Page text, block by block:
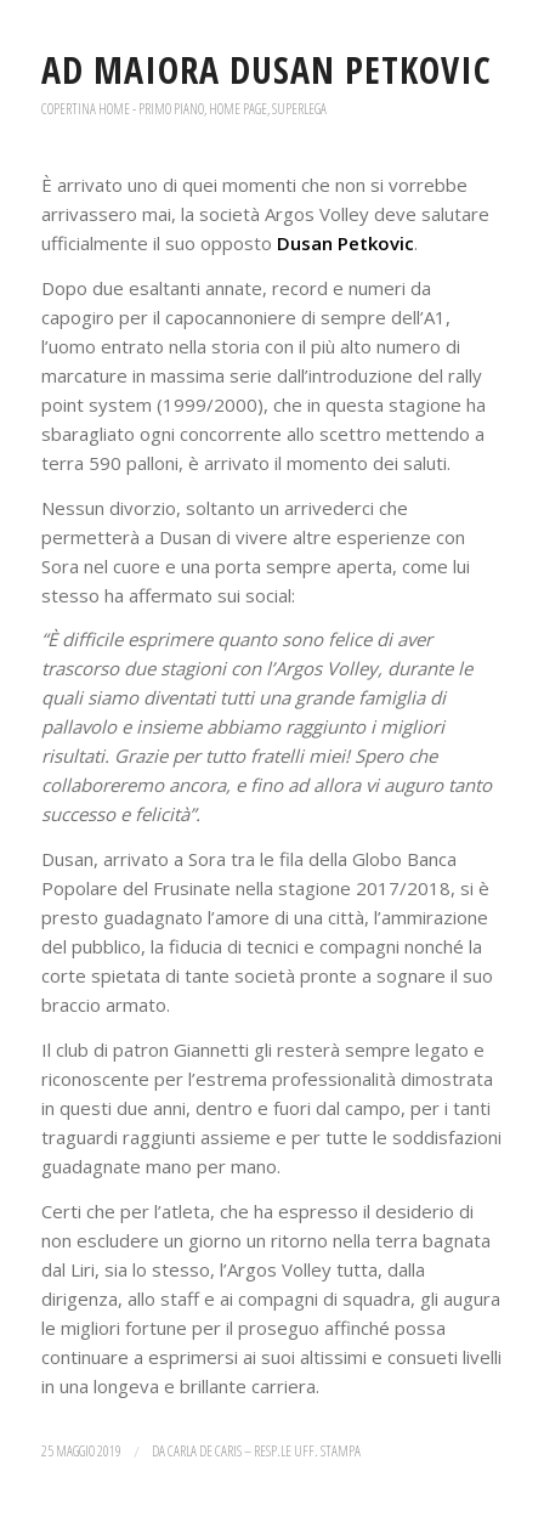
AD MAIORA DUSAN PETKOVIC
COPERTINA HOME - PRIMO PIANO,HOME PAGE,SUPERLEGA
È arrivato uno di quei momenti che non si vorrebbe
arrivassero mai, la società Argos Volley deve salutare
ufficialmente il suo opposto Dusan Petkovic.
Dopo due esaltanti annate, record e numeri da
capogiro per il capocannoniere di sempre dell’A1,
l’uomo entrato nella storia con il più alto numero di
marcature in massima serie dall’introduzione del rally
point system (1999/2000), che in questa stagione ha
sbaragliato ogni concorrente allo scettro mettendo a
terra 590 palloni, è arrivato il momento dei saluti.
Nessun divorzio, soltanto un arrivederci che
permetterà a Dusan di vivere altre esperienze con
Sora nel cuore e una porta sempre aperta, come lui
stesso ha affermato sui social:
“È difficile esprimere quanto sono felice di aver
trascorso due stagioni con l’Argos Volley, durante le
quali siamo diventati tutti una grande famiglia di
pallavolo e insieme abbiamo raggiunto i migliori
risultati. Grazie per tutto fratelli miei! Spero che
collaboreremo ancora, e fino ad allora vi auguro tanto
successo e felicità”.
Dusan, arrivato a Sora tra le fila della Globo Banca
Popolare del Frusinate nella stagione 2017/2018, si è
presto guadagnato l’amore di una città, l’ammirazione
del pubblico, la fiducia di tecnici e compagni nonché la
corte spietata di tante società pronte a sognare il suo
braccio armato.
Il club di patron Giannetti gli resterà sempre legato e
riconoscente per l’estrema professionalità dimostrata
in questi due anni, dentro e fuori dal campo, per i tanti
traguardi raggiunti assieme e per tutte le soddisfazioni
guadagnate mano per mano.
Certi che per l’atleta, che ha espresso il desiderio di
non escludere un giorno un ritorno nella terra bagnata
dal Liri, sia lo stesso, l’Argos Volley tutta, dalla
dirigenza, allo staff e ai compagni di squadra, gli augura
le migliori fortune per il proseguo affinché possa
continuare a esprimersi ai suoi altissimi e consueti livelli
in una longeva e brillante carriera.
25 MAGGIO 2019 / DACARLA DE CARIS – RESP.LE UFF. STAMPA